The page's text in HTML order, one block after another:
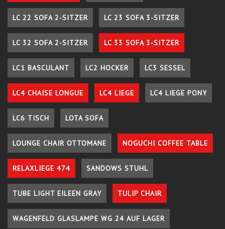
LC 22 SOFA 2-SITZER LC 23 SOFA 3-SITZER
LC 32 SOFA 2-SITZER LC 33 SOFA 3-SITZER
LC1 BASCULANT LC2 HOCKER LC3 SESSEL
LC4 CHAISE LONGUE LC4 LIEGE LC4 LIEGE PONY
LC6 TISCH LOTA SOFA
LOUNGE CHAIR OTTOMANE NOGUCHI COFFEE TABLE
RELAXLIEGE 474 SANDOWS STUHL
TUBE LIGHT EILEEN GRAY TULIP CHAIR
WAGENFELD GLASLAMPE WG 24 AUF LAGER